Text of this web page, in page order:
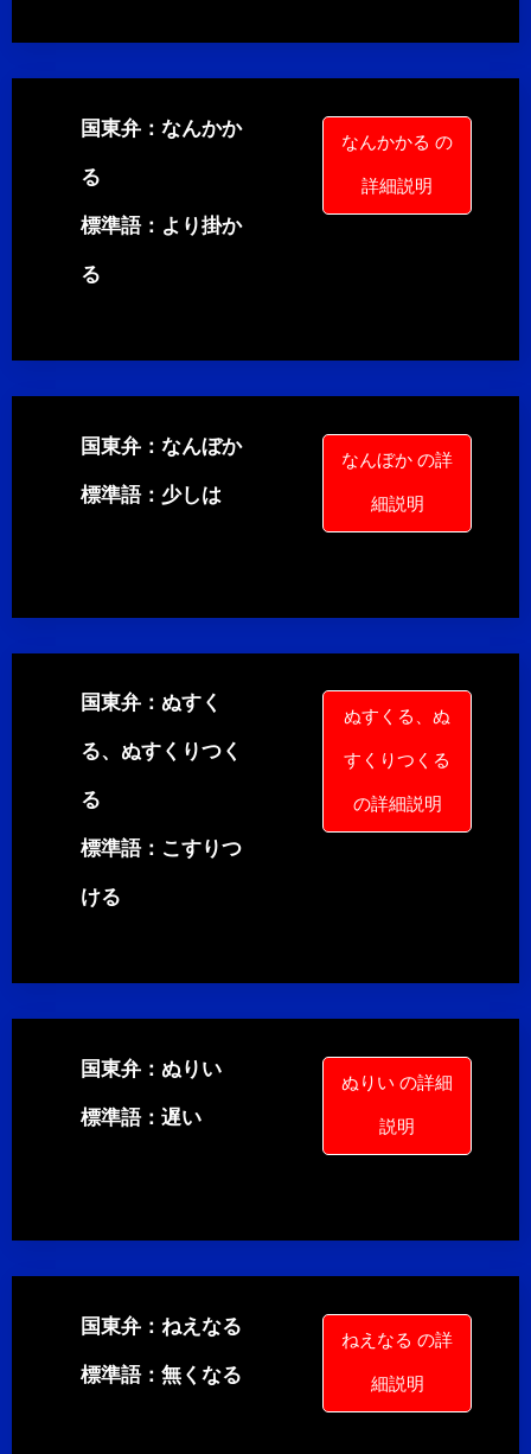
国東弁：なんかか
る
標準語：より掛か
る
なんかかる の
詳細説明
国東弁：なんぼか
標準語：少しは
なんぼか の詳
細説明
国東弁：ぬすく
る、ぬすくりつく
る
標準語：こすりつ
ける
ぬすくる、ぬ
すくりつくる
の詳細説明
国東弁：ぬりい
標準語：遅い
ぬりい の詳細
説明
国東弁：ねえなる
標準語：無くなる
ねえなる の詳
細説明